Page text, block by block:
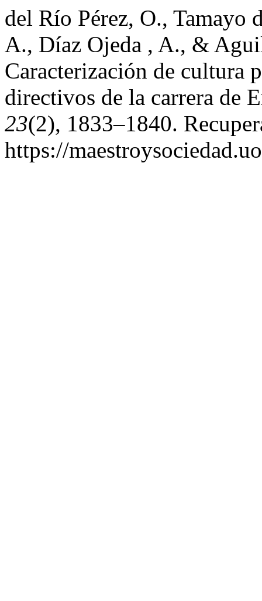
del Río Pérez, O., Tamayo
A., Díaz Ojeda , A., &
Caracterización de cultura
directivos de la carrera de
23(2), 1833–1840.
https://